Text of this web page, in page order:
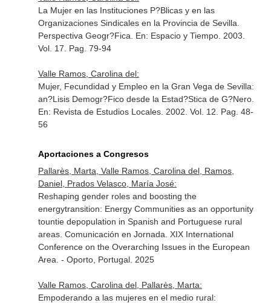
La Mujer en las Instituciones P?Blicas y en las
Organizaciones Sindicales en la Provincia de Sevilla.
Perspectiva Geogr?Fica. En: Espacio y Tiempo. 2003.
Vol. 17. Pag. 79-94
Valle Ramos, Carolina del:
Mujer, Fecundidad y Empleo en la Gran Vega de Sevilla:
an?Lisis Demogr?Fico desde la Estad?Stica de G?Nero.
En: Revista de Estudios Locales. 2002. Vol. 12. Pag. 48-
56
Aportaciones a Congresos
Pallarès, Marta, Valle Ramos, Carolina del, Ramos,
Daniel, Prados Velasco, María José:
Reshaping gender roles and boosting the
energytransition: Energy Communities as an opportunity
tountie depopulation in Spanish and Portuguese rural
areas. Comunicación en Jornada. XIX International
Conference on the Overarching Issues in the European
Area. - Oporto, Portugal. 2025
Valle Ramos, Carolina del, Pallarès, Marta:
Empoderando a las mujeres en el medio rural: